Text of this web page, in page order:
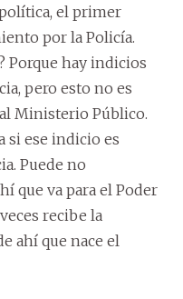
el primer
por la Policía.
Porque hay indicios
pero esto no es
Ministerio Público.
si ese indicio es
Puede no
que va para el Poder
recibe la
ahí que nace el